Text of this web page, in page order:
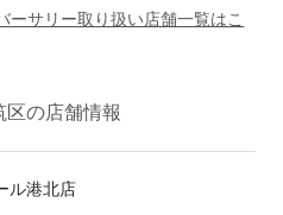
ーサリー取り扱い店舗一覧はこ
区の店舗情報
ル港北店